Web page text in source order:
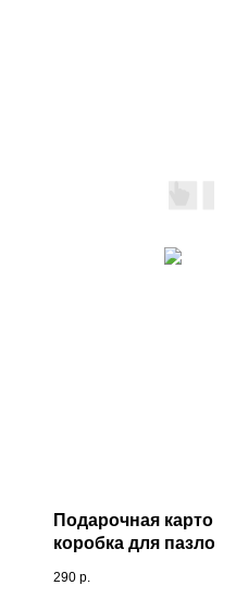
Подарочная
коробка для пазлов
290 р.